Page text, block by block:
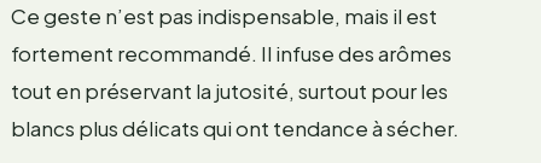
Ce geste n’est pas indispensable, mais il est
fortement recommandé. Il infuse des arômes
tout en préservant la jutosité, surtout pour les
blancs plus délicats qui ont tendance à sécher.